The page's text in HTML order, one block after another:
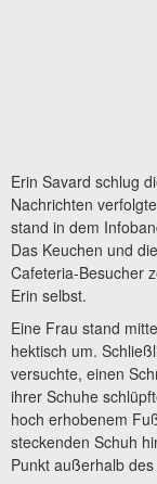
Erin Savard schlug
Nachrichten
stand in dem
Das Keuchen und
Cafeteria-Besucher
Erin selbst.
Eine Frau stand
hektisch um.
versuchte, einen
ihrer Schuhe
hoch erhobenem
steckenden Schuh
Punkt außerhalb